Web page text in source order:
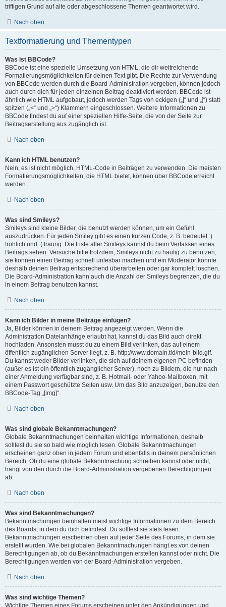
triftigen Grund auf alte oder abgeschlossene Themen geantwortet wird.
Nach oben
Textformatierung und Thementypen
Was ist BBCode?
BBCode ist eine spezielle Umsetzung von HTML, die dir weitreichende
Formatierungsmöglichkeiten für deinen Text gibt. Die Rechte zur Verwendung
von BBCode werden durch die Board-Administration vergeben, können jedoch
auch durch dich für jeden einzelnen Beitrag deaktiviert werden. BBCode ist
ähnlich wie HTML aufgebaut, jedoch werden Tags von eckigen („[“ und „]“) statt
spitzen („<“ und „>“) Klammern eingeschlossen. Weitere Informationen zu
BBCode findest du auf einer speziellen Hilfe-Seite, die von der Seite zur
Beitragserstellung aus zugänglich ist.
Nach oben
Kann ich HTML benutzen?
Nein, es ist nicht möglich, HTML-Code in Beiträgen zu verwenden. Die meisten
Formatierungsmöglichkeiten, die HTML bietet, können über BBCode erreicht
werden.
Nach oben
Was sind Smileys?
Smileys sind kleine Bilder, die benutzt werden können, um ein Gefühl
auszudrücken. Für jeden Smiley gibt es einen kurzen Code, z. B. bedeutet :)
fröhlich und :( traurig. Die Liste aller Smileys kannst du beim Verfassen eines
Beitrags sehen. Versuche bitte trotzdem, Smileys nicht zu häufig zu benutzen,
sie können einen Beitrag schnell unlesbar machen und ein Moderator könnte
deshalb deinen Beitrag entsprechend überarbeiten oder gar komplett löschen.
Die Board-Administration kann auch die Anzahl der Smileys begrenzen, die du
in einem Beitrag benutzen kannst.
Nach oben
Kann ich Bilder in meine Beiträge einfügen?
Ja, Bilder können in deinem Beitrag angezeigt werden. Wenn die
Administration Dateianhänge erlaubt hat, kannst du das Bild auch direkt
hochladen. Ansonsten musst du zu einem Bild verlinken, das auf einem
öffentlich zugänglichen Server liegt, z. B. http://www.domain.tld/mein-bild.gif.
Du kannst weder Bilder verlinken, die sich auf deinem eigenen PC befinden
(außer es ist ein öffentlich zugänglicher Server), noch zu Bildern, die nur nach
einer Anmeldung verfügbar sind, z. B. Hotmail- oder Yahoo-Mailboxen, mit
einem Passwort geschützte Seiten usw. Um das Bild anzuzeigen, benutze den
BBCode-Tag „[img]“.
Nach oben
Was sind globale Bekanntmachungen?
Globale Bekanntmachungen beinhalten wichtige Informationen, deshalb
solltest du sie so bald wie möglich lesen. Globale Bekanntmachungen
erscheinen ganz oben in jedem Forum und ebenfalls in deinem persönlichen
Bereich. Ob du eine globale Bekanntmachung schreiben kannst oder nicht,
hängt von den durch die Board-Administration vergebenen Berechtigungen
ab.
Nach oben
Was sind Bekanntmachungen?
Bekanntmachungen beinhalten meist wichtige Informationen zu dem Bereich
des Boards, in dem du dich befindest. Du solltest sie stets lesen.
Bekanntmachungen erscheinen oben auf jeder Seite des Forums, in dem sie
erstellt wurden. Wie bei globalen Bekanntmachungen hängt es von deinen
Berechtigungen ab, ob du Bekanntmachungen erstellen kannst oder nicht. Die
Berechtigungen werden von der Board-Administration vergeben.
Nach oben
Was sind wichtige Themen?
Wichtige Themen eines Forums erscheinen unter den Ankündigungen und